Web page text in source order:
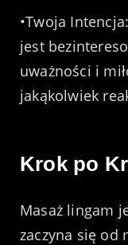
•Twoja
jest
uważności i
jakąkolwiek
Krok po
Masaż lingam
zaczyna się od